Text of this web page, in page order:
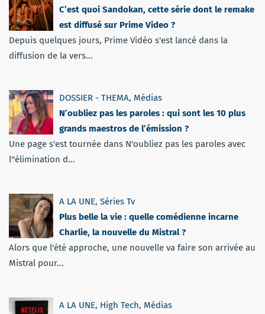
C’est quoi Sandokan, cette série dont le remake
est diffusé sur Prime Video ?
Depuis quelques jours, Prime Vidéo s'est lancé dans la
diffusion de la vers...
DOSSIER - THEMA, Médias
N’oubliez pas les paroles : qui sont les 10 plus
grands maestros de l’émission ?
Une page s'est tournée dans N'oubliez pas les paroles avec
l''élimination d...
A LA UNE, Séries Tv
Plus belle la vie : quelle comédienne incarne
Charlie, la nouvelle du Mistral ?
Alors que l'été approche, une nouvelle va faire son arrivée au
Mistral pour...
A LA UNE, High Tech, Médias